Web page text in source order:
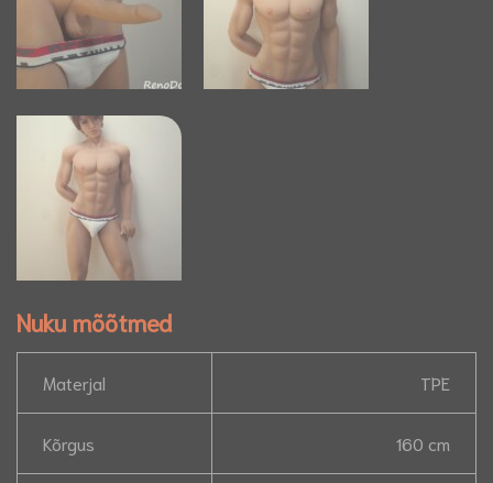
Nuku mõõtmed
Materjal TPE
Kõrgus 160 cm